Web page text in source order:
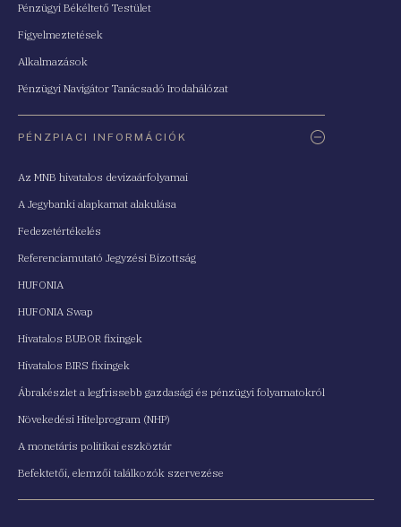
Pénzügyi Békéltető Testület
Figyelmeztetések
Alkalmazások
Pénzügyi Navigátor Tanácsadó Irodahálózat
PÉNZPIACI INFORMÁCIÓK
Az MNB hivatalos devizaárfolyamai
A Jegybanki alapkamat alakulása
Fedezetértékelés
Referenciamutató Jegyzési Bizottság
HUFONIA
HUFONIA Swap
Hivatalos BUBOR fixingek
Hivatalos BIRS fixingek
Ábrakészlet a legfrissebb gazdasági és pénzügyi folyamatokról
Növekedési Hitelprogram (NHP)
A monetáris politikai eszköztár
Befektetői, elemzői találkozók szervezése